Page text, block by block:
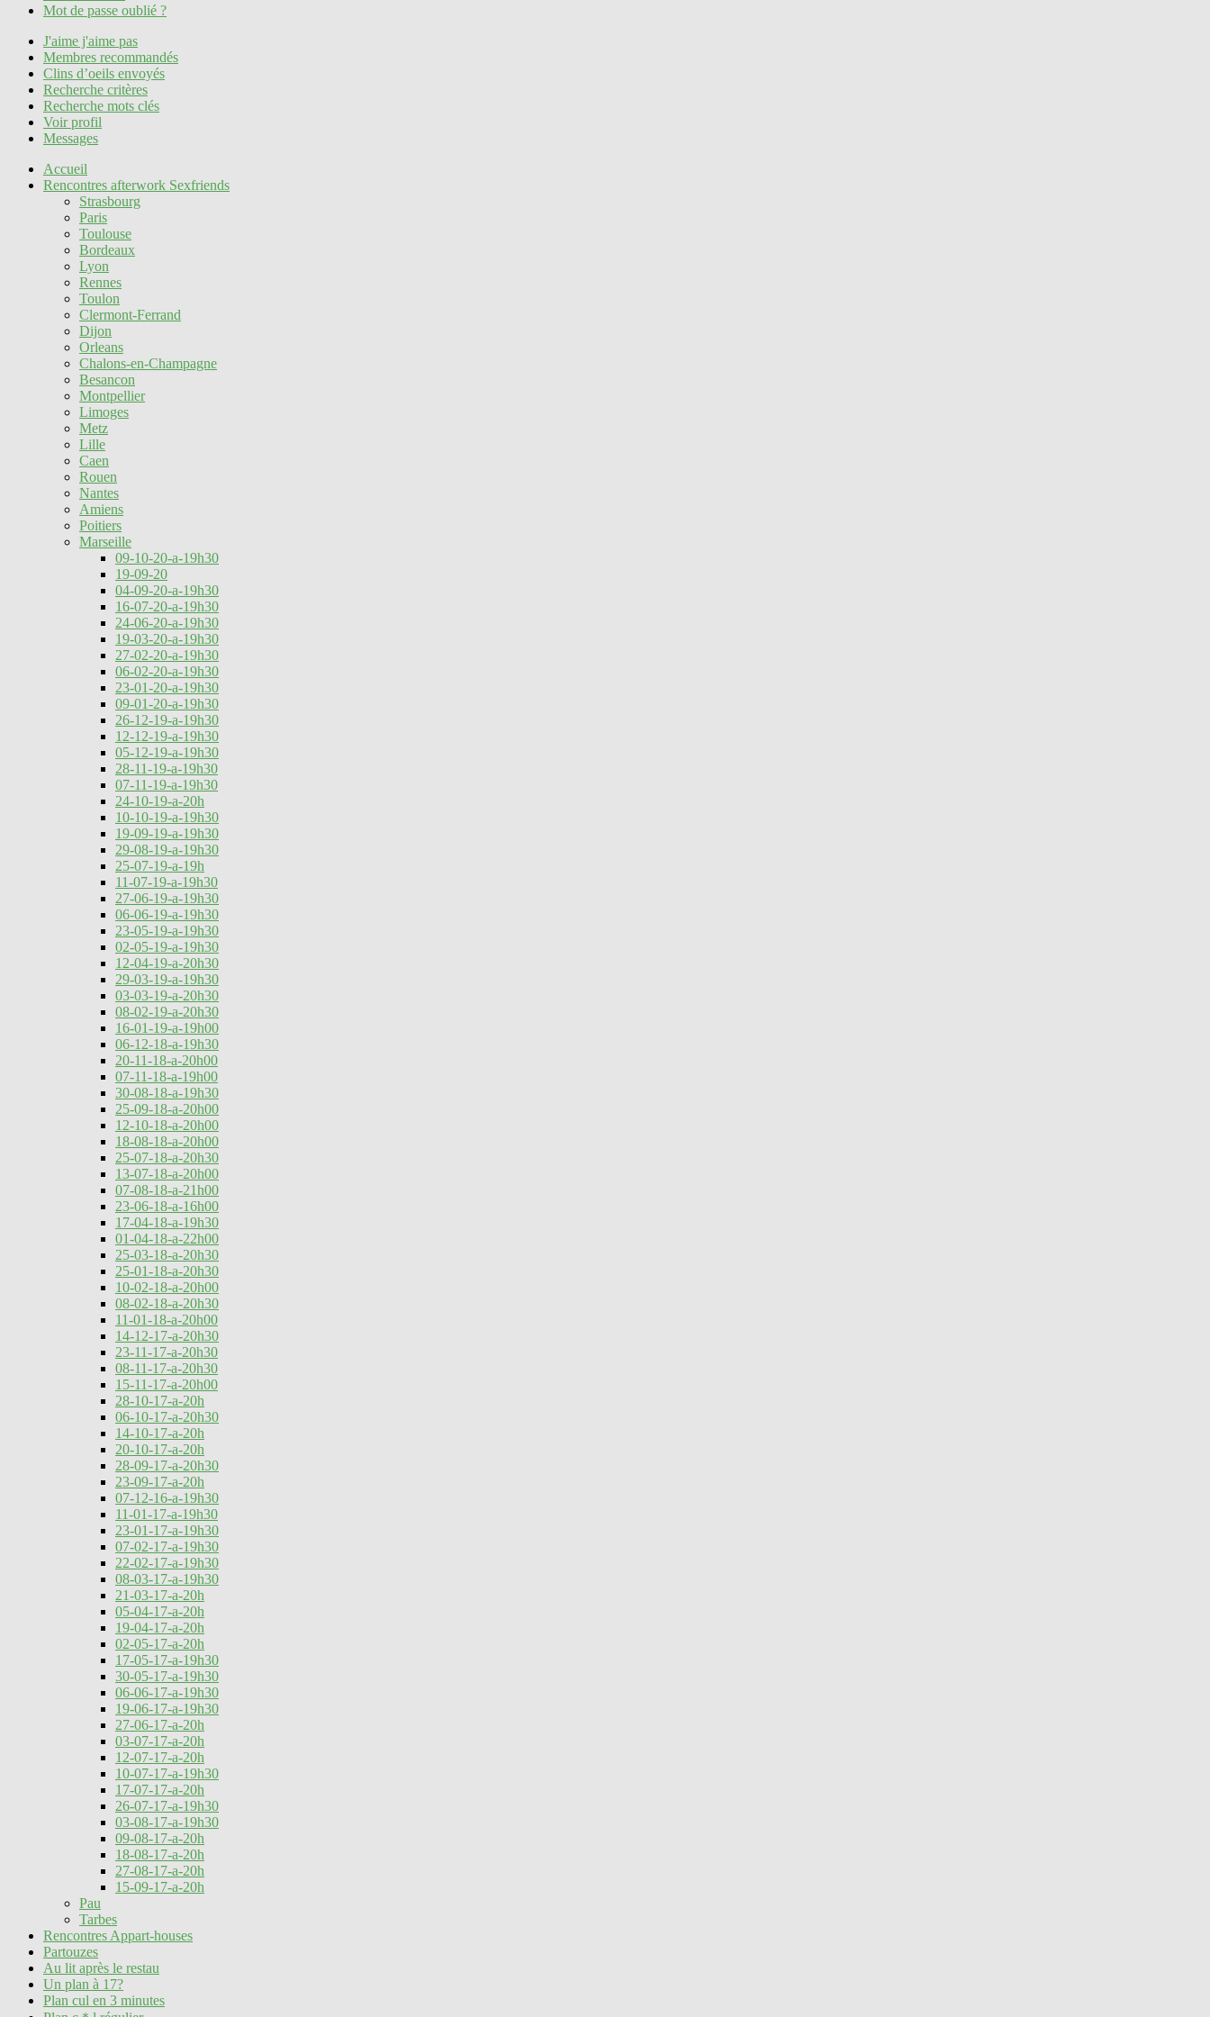
Mot de passe oublié ?
J'aime j'aime pas
Membres recommandés
Clins d’oeils envoyés
Recherche critères
Recherche mots clés
Voir profil
Messages
Accueil
Rencontres afterwork Sexfriends
Strasbourg
Paris
Toulouse
Bordeaux
Lyon
Rennes
Toulon
Clermont-Ferrand
Dijon
Orleans
Chalons-en-Champagne
Besancon
Montpellier
Limoges
Metz
Lille
Caen
Rouen
Nantes
Amiens
Poitiers
Marseille
09-10-20-a-19h30
19-09-20
04-09-20-a-19h30
16-07-20-a-19h30
24-06-20-a-19h30
19-03-20-a-19h30
27-02-20-a-19h30
06-02-20-a-19h30
23-01-20-a-19h30
09-01-20-a-19h30
26-12-19-a-19h30
12-12-19-a-19h30
05-12-19-a-19h30
28-11-19-a-19h30
07-11-19-a-19h30
24-10-19-a-20h
10-10-19-a-19h30
19-09-19-a-19h30
29-08-19-a-19h30
25-07-19-a-19h
11-07-19-a-19h30
27-06-19-a-19h30
06-06-19-a-19h30
23-05-19-a-19h30
02-05-19-a-19h30
12-04-19-a-20h30
29-03-19-a-19h30
03-03-19-a-20h30
08-02-19-a-20h30
16-01-19-a-19h00
06-12-18-a-19h30
20-11-18-a-20h00
07-11-18-a-19h00
30-08-18-a-19h30
25-09-18-a-20h00
12-10-18-a-20h00
18-08-18-a-20h00
25-07-18-a-20h30
13-07-18-a-20h00
07-08-18-a-21h00
23-06-18-a-16h00
17-04-18-a-19h30
01-04-18-a-22h00
25-03-18-a-20h30
25-01-18-a-20h30
10-02-18-a-20h00
08-02-18-a-20h30
11-01-18-a-20h00
14-12-17-a-20h30
23-11-17-a-20h30
08-11-17-a-20h30
15-11-17-a-20h00
28-10-17-a-20h
06-10-17-a-20h30
14-10-17-a-20h
20-10-17-a-20h
28-09-17-a-20h30
23-09-17-a-20h
07-12-16-a-19h30
11-01-17-a-19h30
23-01-17-a-19h30
07-02-17-a-19h30
22-02-17-a-19h30
08-03-17-a-19h30
21-03-17-a-20h
05-04-17-a-20h
19-04-17-a-20h
02-05-17-a-20h
17-05-17-a-19h30
30-05-17-a-19h30
06-06-17-a-19h30
19-06-17-a-19h30
27-06-17-a-20h
03-07-17-a-20h
12-07-17-a-20h
10-07-17-a-19h30
17-07-17-a-20h
26-07-17-a-19h30
03-08-17-a-19h30
09-08-17-a-20h
18-08-17-a-20h
27-08-17-a-20h
15-09-17-a-20h
Pau
Tarbes
Rencontres Appart-houses
Partouzes
Au lit après le restau
Un plan à 17?
Plan cul en 3 minutes